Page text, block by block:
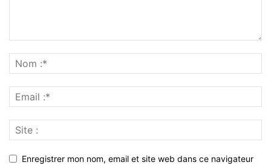
Enregistrer mon nom, email et site web dans ce navigateur